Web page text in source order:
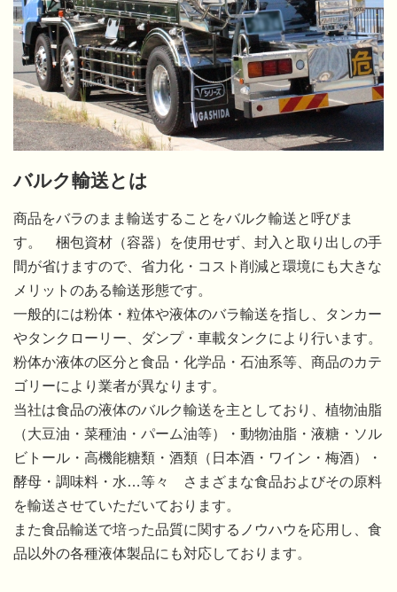
バルク輸送とは
商品をバラのまま輸送することをバルク輸送と呼びま
す。 梱包資材（容器）を使用せず、封入と取り出しの手
間が省けますので、省力化・コスト削減と環境にも大きな
メリットのある輸送形態です。
一般的には粉体・粒体や液体のバラ輸送を指し、タンカー
やタンクローリー、ダンプ・車載タンクにより行います。
粉体か液体の区分と食品・化学品・石油系等、商品のカテ
ゴリーにより業者が異なります。
当社は食品の液体のバルク輸送を主としており、植物油脂
（大豆油・菜種油・パーム油等）・動物油脂・液糖・ソル
ビトール・高機能糖類・酒類（日本酒・ワイン・梅酒）・
酵母・調味料・水…等々 さまざまな食品およびその原料
を輸送させていただいております。
また食品輸送で培った品質に関するノウハウを応用し、食
品以外の各種液体製品にも対応しております。